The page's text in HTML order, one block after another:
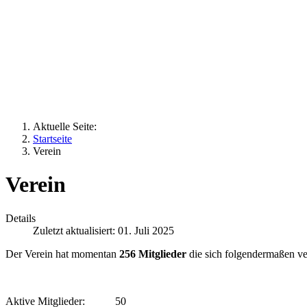
Aktuelle Seite:
Startseite
Verein
Verein
Details
Zuletzt aktualisiert: 01. Juli 2025
Der Verein hat momentan 256 Mitglieder die sich folgendermaßen
Aktive Mitglieder: 50